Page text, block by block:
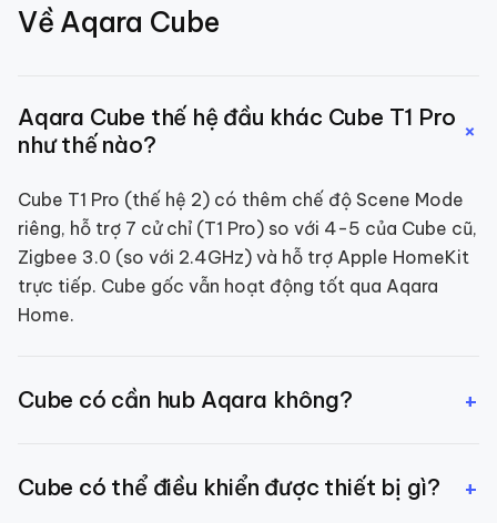
Về Aqara Cube
Aqara Cube thế hệ đầu khác Cube T1 Pro
như thế nào?
+
Cube T1 Pro (thế hệ 2) có thêm chế độ Scene Mode
riêng, hỗ trợ 7 cử chỉ (T1 Pro) so với 4-5 của Cube cũ,
Zigbee 3.0 (so với 2.4GHz) và hỗ trợ Apple HomeKit
trực tiếp. Cube gốc vẫn hoạt động tốt qua Aqara
Home.
Cube có cần hub Aqara không? +
Aqara Zigbee để kết nối với app Aqara Home và các
Cube có thể điều khiển được thiết bị gì? +